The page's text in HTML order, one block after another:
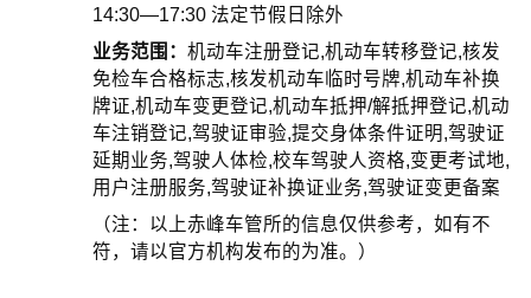
14:30—17:30 法定节假日除外
业务范围： 机动车注册登记,机动车转移登记,核发
免检车合格标志,核发机动车临时号牌,机动车补换
牌证,机动车变更登记,机动车抵押/解抵押登记,机动
车注销登记,驾驶证审验,提交身体条件证明,驾驶证
延期业务,驾驶人体检,校车驾驶人资格,变更考试地,
用户注册服务,驾驶证补换证业务,驾驶证变更备案
（注：以上赤峰车管所的信息仅供参考，如有不
符，请以官方机构发布的为准。）